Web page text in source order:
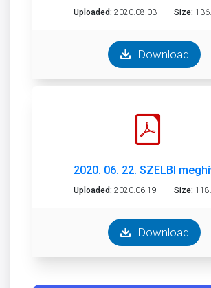
Uploaded: 2020.08.03 Size:
Download
2020. 06. 22. SZELBI
Uploaded: 2020.06.19 Size:
Download